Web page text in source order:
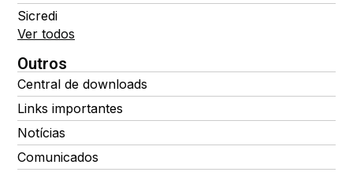
Sicredi
Ver todos
Outros
Central de downloads
Links importantes
Notícias
Comunicados